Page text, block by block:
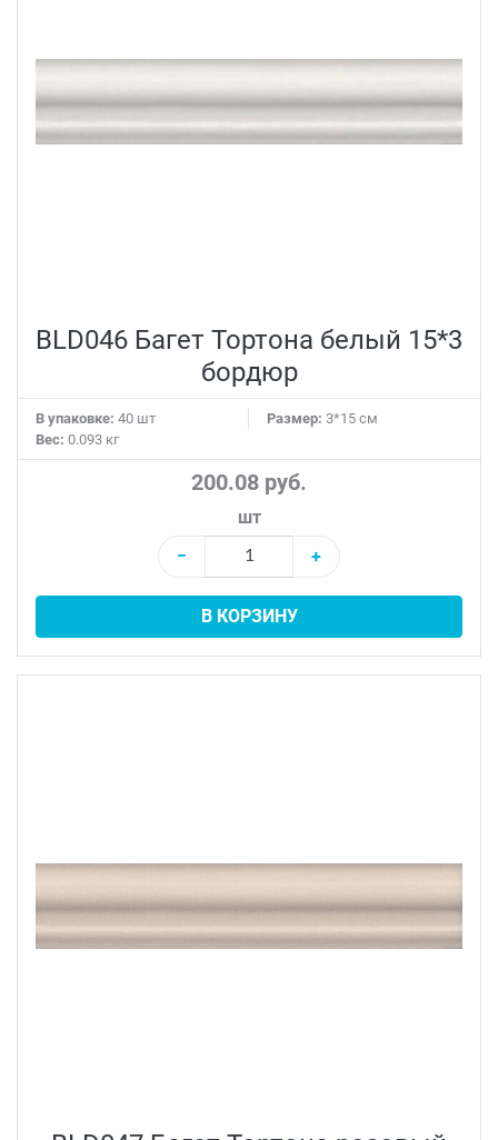
BLD046 Багет Тортона белый 15*3
бордюр
В упаковке: 40 шт Размер: 3*15 см
Вес: 0.093 кг
200.08 руб.
шт
−
+
В КОРЗИНУ